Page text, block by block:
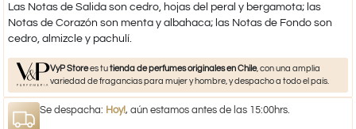
Las Notas de Salida son cedro, hojas del peral y bergamota; las
Notas de Corazón son menta y albahaca; las Notas de Fondo son
cedro, almizcle y pachulí.
VyP Storees tutienda de perfumes originales en Chile, con una amplia
variedad de fragancias para mujer y hombre, y despacho a todo el país.
Se despacha: Hoy!, aún estamos antes de las 15:00hrs.